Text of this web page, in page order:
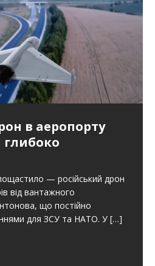
в аеропорту
глибоко
— російський дрон
від вантажного
що постійно
для ЗСУ та НАТО. У […]